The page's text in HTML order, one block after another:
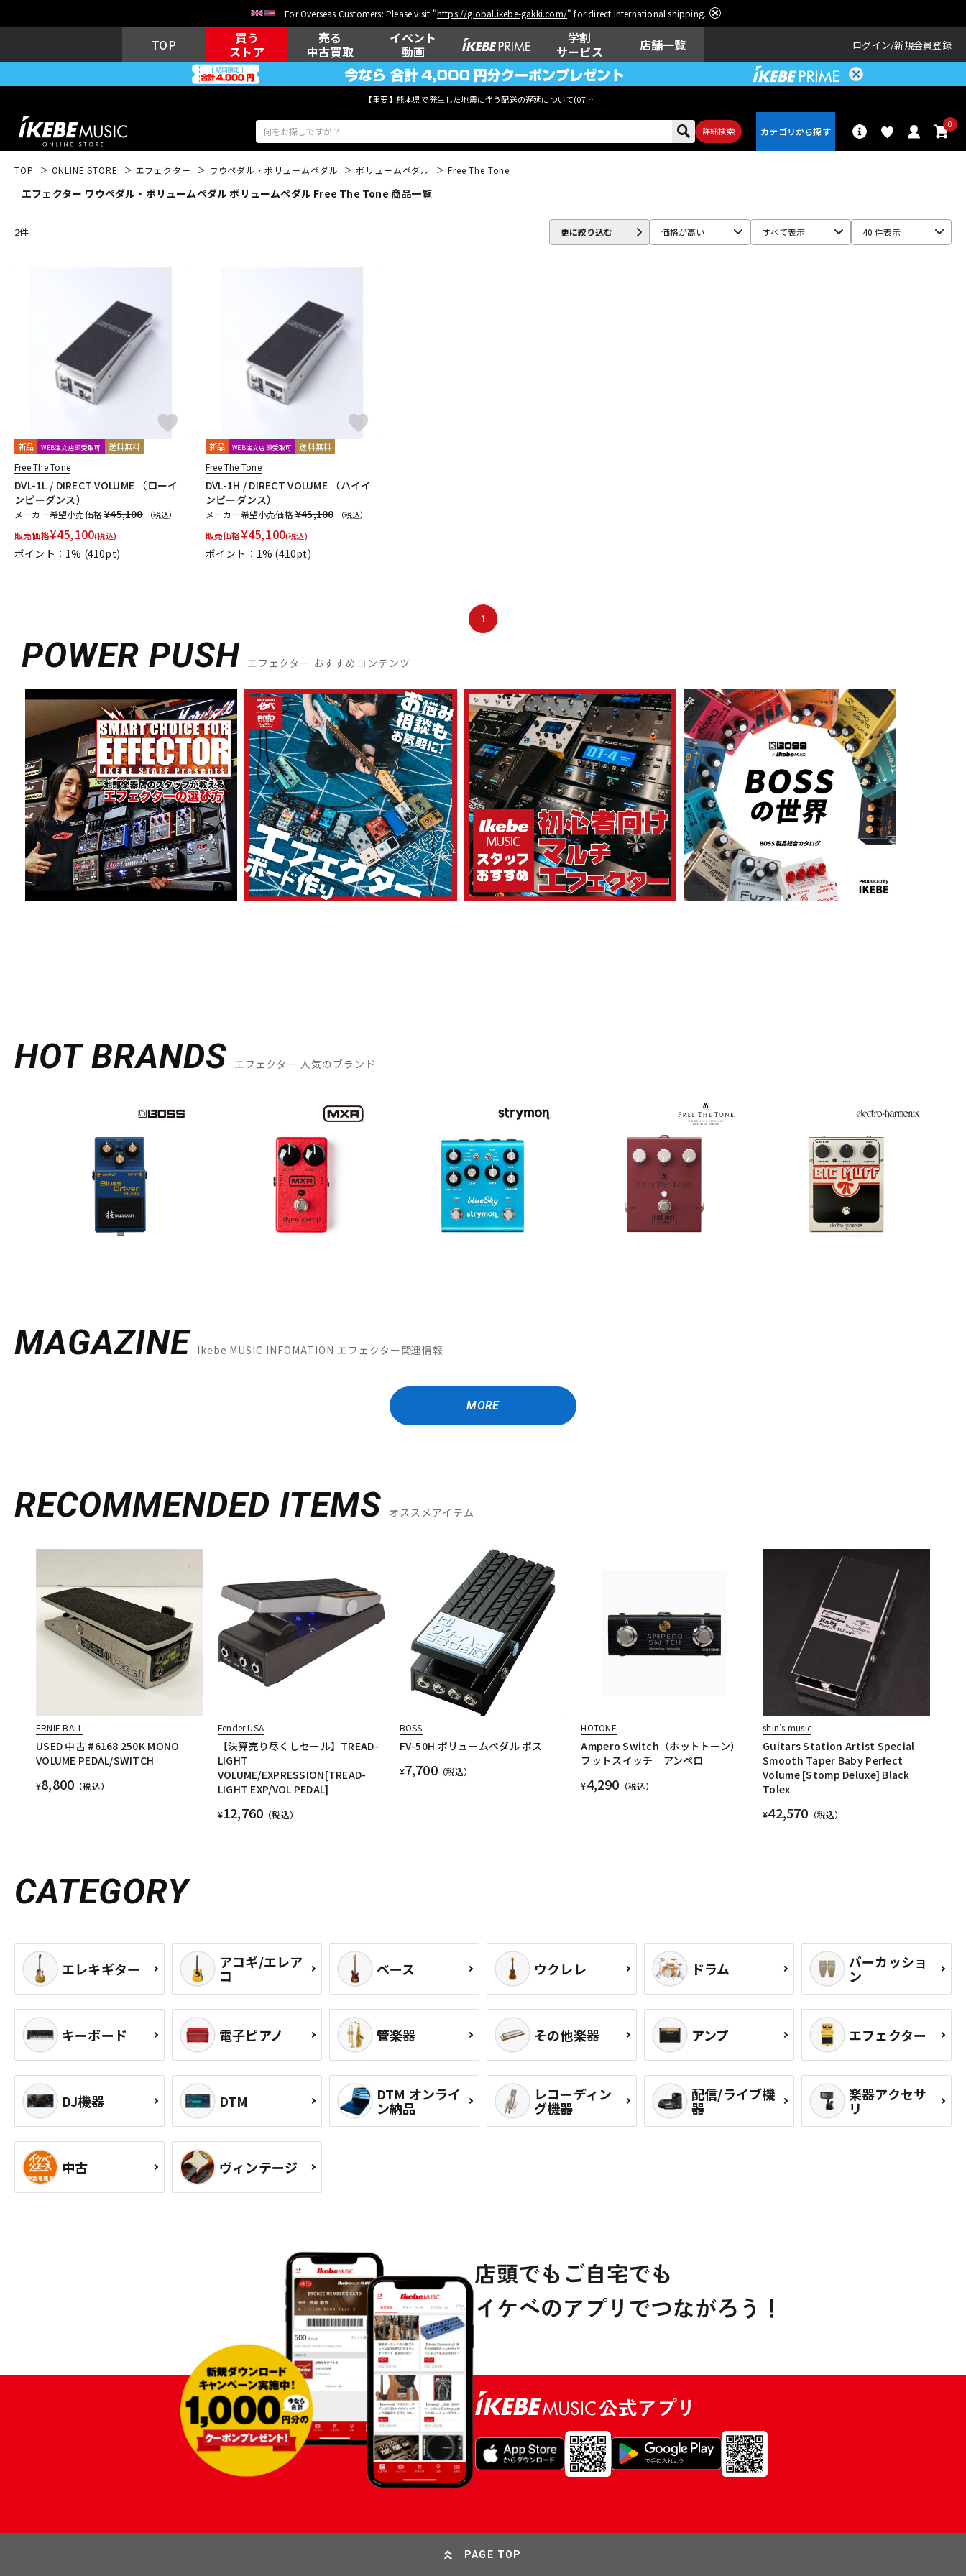
For Overseas Customers: Please visit "https://global.ikebe-gakki.com/" for direct international shipping.
TOP
買う
ストア
売る
中古買取
イベント
動画
学割
サービス
店舗一覧 ログイン 新規会員登録
【重要】熊本県で発生した地震に伴う配送の遅延について(07月29日
詳細検索
0
アコギ/エレ ベース
キーボード
DJ機器 DTM
中古 ヴィンテージ
TOP ONLINE STORE エフェクター ワウペダル・ボリュームペダル ボリュームペダル Free The Tone
エフェクター ワウペダル・ボリュームペダル ボリュームペダル Free The Tone 商品一覧
2件 更に絞り込む 価格が高い すべて表示 40 件表示
新品 WEB注文店頭受取可 送料無料
Free The Tone
DVL-1L / DIRECT VOLUME （ローイ
ンピーダンス）
メーカー希望小売価格¥45,100 （税込）
販売価格¥45,100(税込)
ポイント：1% (410pt)
新品 WEB注文店頭受取可 送料無料
Free The Tone
DVL-1H / DIRECT VOLUME （ハイイ
ンピーダンス）
メーカー希望小売価格¥45,100 （税込）
販売価格¥45,100(税込)
ポイント：1% (410pt)
1
POWER PUSH エフェクター おすすめコンテンツ
HOT BRANDS エフェクター 人気のブランド
MAGAZINE Ikebe MUSIC INFOMATION エフェクター関連情報
MORE
RECOMMENDED ITEMS オススメアイテム
ERNIE BALL
USED 中古 #6168 250K MONO
VOLUME PEDAL/SWITCH
¥8,800 （税込）
Fender USA
【決算売り尽くしセール】TREAD-
LIGHT
VOLUME/EXPRESSION[TREAD-
LIGHT EXP/VOL PEDAL]
¥12,760 （税込）
BOSS
FV-50H ボリュームペダル ボス
¥7,700（税込）
HOTONE
Ampero Switch（ホットトーン）
フットスイッチ アンペロ
¥4,290 （税込）
shin’s music
Guitars Station Artist Special
Smooth Taper Baby Perfect
Volume [Stomp Deluxe] Black
Tolex
¥42,570 （税込）
CATEGORY
エレキギター アコギ/エレア
コ ベース ウクレレ ドラム パーカッショ
ン
キーボード 電子ピアノ 管楽器 その他楽器 アンプ エフェクター
DJ機器 DTM DTM オンライ
ン納品
レコーディン
グ機器
配信/ライブ機
器
楽器アクセサ
リ
中古 ヴィンテージ
PAGE TOP